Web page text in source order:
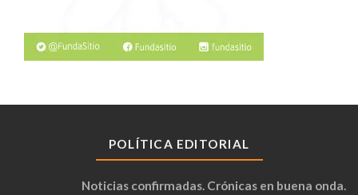
POLÍTICA EDITORIAL
Noticias confirmadas. Crónicas en buena onda.